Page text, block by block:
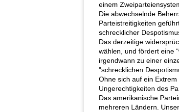
einem
Die abwechselnde
Parteistreitigkeiten
schrecklicher
Das derzeitige
wählen, und fördert eine
irgendwann zu einer
"schrecklichen
Ohne sich auf ein
Ungerechtigkeiten des
Das amerikanische
mehreren Ländern.